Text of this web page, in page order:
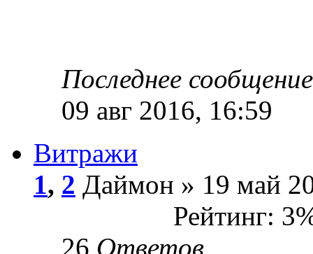
Последнее
09 авг 2016, 16:59
Витражи
1, 2 Даймон » 19 май
Рейтинг:
26 Ответов